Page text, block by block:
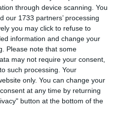
through device scanning. You
our 1733 partners’ processing
you may click to refuse to
information and change your
Please note that some
may not require your consent,
such processing. Your
only. You can change your
at any time by returning
button at the bottom of the